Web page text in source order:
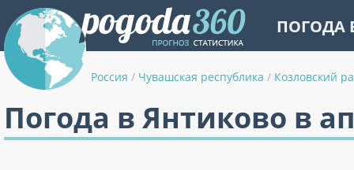
ПОГОДА
Россия / Чувашская республика / Козловский
Погода в Янтиково в